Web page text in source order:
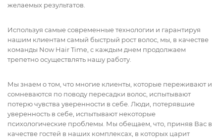
желаемых результатов.
Используя самые современные технологии и гарантируя
нашим клиентам самый быстрый рост волос, мы, в качестве
команды Now Hair Time, с каждым днем продолжаем
трепетно осуществлять нашу работу.
Мы знаем о том, что многие клиенты, которые переживают и
сомневаются по поводу пересадки волос, испытывают
потерю чувства уверенности в себе. Люди, потерявшие
уверенность в себе, испытывают некоторые
психологические проблемы. Мы обещаем, что, приняв Вас в
качестве гостей в наших комплексах, в которых царит